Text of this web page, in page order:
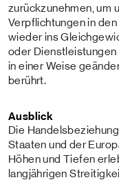
zurückzunehmen, um
Verpflichtungen in
wieder ins
oder Dienstleistungen
in einer Weise
berührt.
Ausblick
Die
Staaten und der
Höhen und Tiefen
langjährigen